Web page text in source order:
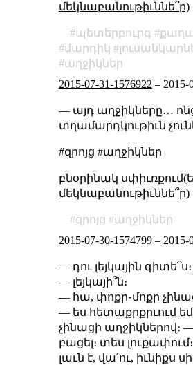
մեկնաբանութիւննե՞ր)
պետերբուրգ
մարդիկ
աղջիկներ
2015-07-31-1576922 – 2015-
— այդ աղջիկները…
տղամարդկութիւն
#զրոյց #աղջիկներ
բնօրինակ
մեկնաբանութիւննե՞ր)
զրոյց
աղջիկներ
2015-07-30-1574799– 2015-
— դու լեյկային գիտե՞ս։
— լեյկայի՞ն։
— հա, փոքր֊մոքր
— ես հետաքրքրւում
չինացի աղջիկներով։
բացել։ տես լուքափում։
լաւն է, վա՛ու, իւնիքս